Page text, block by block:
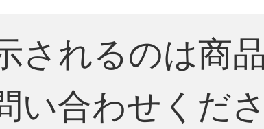
されるのは商
い合わせくだ